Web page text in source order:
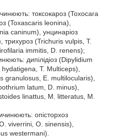
токсокароз (Toxocara
(Toxascaris leonina),
caninum), унцинаріоз
(Trichuris vulpis, T.
immitis, D. renens);
дипілідіоз (Dipylidium
hydatigena, T. Multiceps),
granulosus, E. multilocularis),
latum, D. minus),
linattus, M. litteratus, M.
опісторхоз
viverrini, O. sinensis),
westermani).